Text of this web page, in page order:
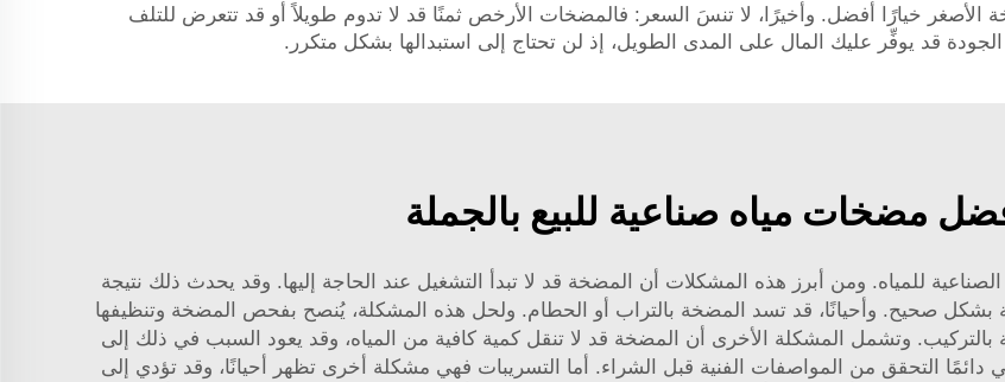
الأصغر خيارًا أفضل. وأخيرًا، لا تنسَ السعر: فالمضخات الأرخص ثمنًا قد لا تدوم طويلاً أو قد تتعرض للتلف
قد يوفِّر عليك المال على المدى الطويل، إذ لن تحتاج إلى استبدالها بشكل متكرر.
مضخات مياه صناعية للبيع بالجملة
للمياه. ومن أبرز هذه المشكلات أن المضخة قد لا تبدأ التشغيل عند الحاجة إليها. وقد يحدث ذلك نتيجة
صحيح. وأحيانًا، قد تسد المضخة بالتراب أو الحطام. ولحل هذه المشكلة، يُنصح بفحص المضخة وتنظيفها
بالتركيب. وتشمل المشكلة الأخرى أن المضخة قد لا تنقل كمية كافية من المياه، وقد يعود السبب في ذلك إلى
التحقق من المواصفات الفنية قبل الشراء. أما التسريبات فهي مشكلة أخرى تظهر أحيانًا، وقد تؤدي إلى